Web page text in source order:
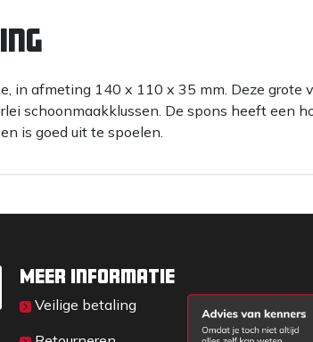
in afmeting 140 x 110 x 35 mm. Deze grote
schoonmaakklussen. De spons heeft een
is goed uit te spoelen.
Meer informatie
Veilige betaling